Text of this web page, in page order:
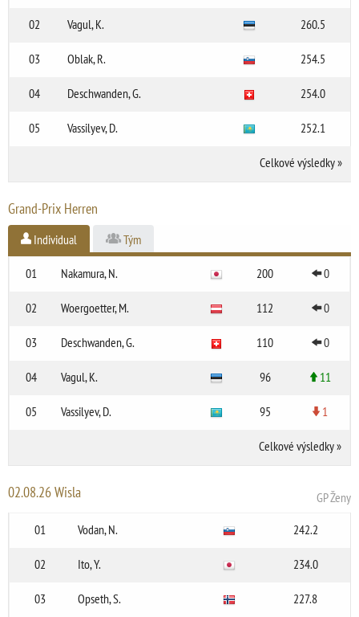
02 Vagul, K. 260.5
03 Oblak, R. 254.5
04 Deschwanden, G. 254.0
05 Vassilyev, D. 252.1
Celkové výsledky»
Grand-Prix Herren
Individual Tým
01 Nakamura, N. 200 0
02 Woergoetter, M. 112 0
03 Deschwanden, G. 110 0
04 Vagul, K. 96 11
05 Vassilyev, D. 95 1
Celkové výsledky»
02.08.26 Wisla
GP Ženy
01
Vodan, N. 242.2
02 Ito, Y. 234.0
03 Opseth, S. 227.8